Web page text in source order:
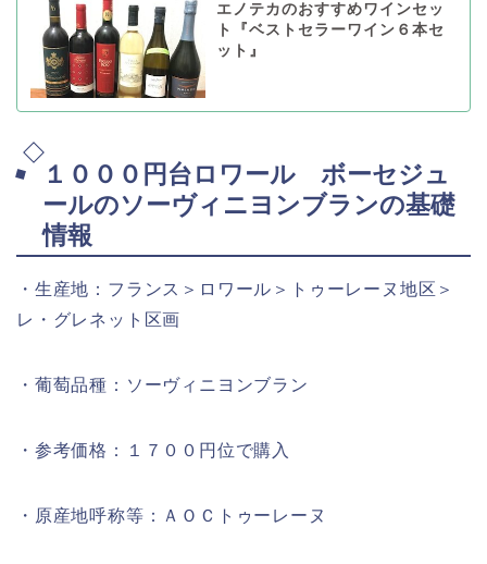
エノテカのおすすめワインセッ
ト『ベストセラーワイン６本セ
ット』
１０００円台ロワール ボーセジュ
ールのソーヴィニヨンブランの基礎
情報
・生産地：フランス＞ロワール＞トゥーレーヌ地区＞
レ・グレネット区画
・葡萄品種：ソーヴィニヨンブラン
・参考価格：１７００円位で購入
・原産地呼称等：ＡＯＣトゥーレーヌ